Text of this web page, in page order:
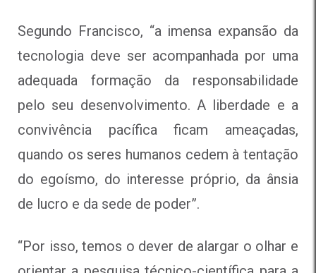
Segundo Francisco, “a imensa expansão da
tecnologia deve ser acompanhada por uma
adequada formação da responsabilidade
pelo seu desenvolvimento. A liberdade e a
convivência pacífica ficam ameaçadas,
quando os seres humanos cedem à tentação
do egoísmo, do interesse próprio, da ânsia
de lucro e da sede de poder”.
“Por isso, temos o dever de alargar o olhar e